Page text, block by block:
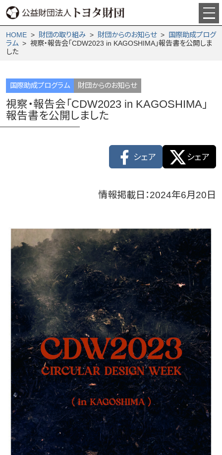
HOME> 財団の取り組み> 財団からの­お知らせ> 国際助成プログ
ラム> 視察・報告会「CDW2023 in KAGOSHIMA」報告書を公開しま
した
国際助成プログラム 財団からのお知らせ
視察・報告会「CDW2023 in KAGOSHIMA」
報告書を公開しました
シェア シェア
情報掲載日：2024年6月20日